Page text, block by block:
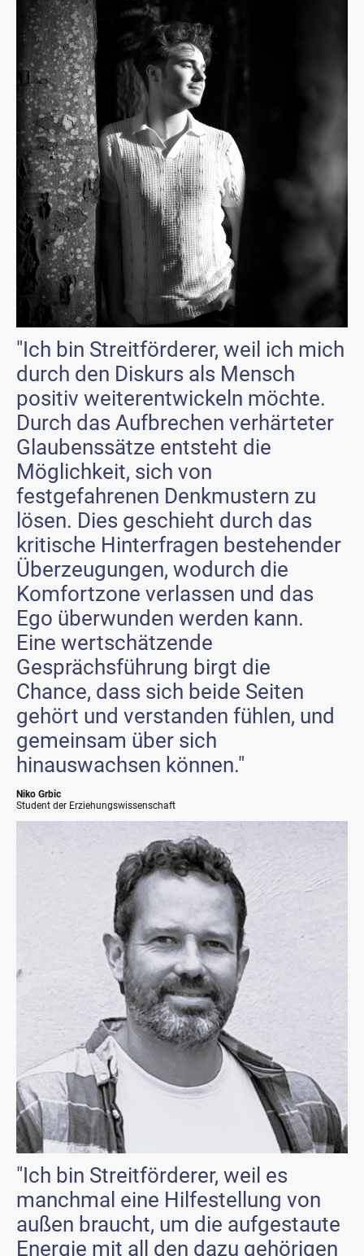
"Ich bin Streitförderer, weil ich mich
durch den Diskurs als Mensch
positiv weiterentwickeln möchte.
Durch das Aufbrechen verhärteter
Glaubenssätze entsteht die
Möglichkeit, sich von
festgefahrenen Denkmustern zu
lösen. Dies geschieht durch das
kritische Hinterfragen bestehender
Überzeugungen, wodurch die
Komfortzone verlassen und das
Ego überwunden werden kann.
Eine wertschätzende
Gesprächsführung birgt die
Chance, dass sich beide Seiten
gehört und verstanden fühlen, und
gemeinsam über sich
hinauswachsen können."
Niko Grbic
Student der Erziehungswissenschaft
"Ich bin Streitförderer, weil es
manchmal eine Hilfestellung von
außen braucht, um die aufgestaute
Energie mit all den dazu gehörigen